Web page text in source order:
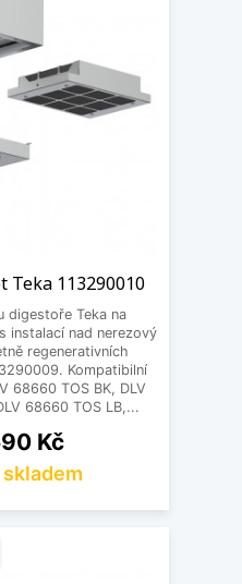
Teka 113290010
digestoře Teka na
instalací nad nerezový
regenerativních
Kompatibilní
68660 TOS BK, DLV
68660 TOS LB,...
Kč